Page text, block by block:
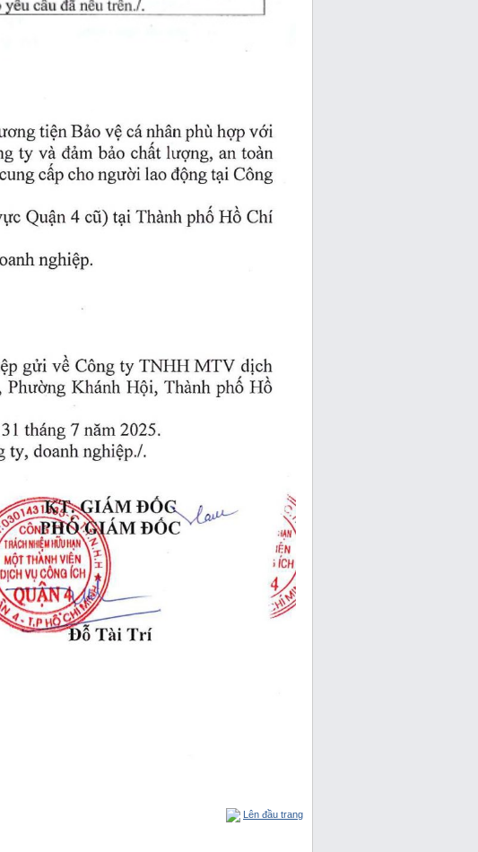
Lên đầu trang